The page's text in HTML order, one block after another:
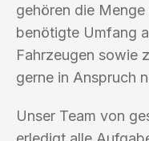
gehören die
benötigte Umfang
Fahrzeugen sowie
gerne in Anspruch
Unser Team von